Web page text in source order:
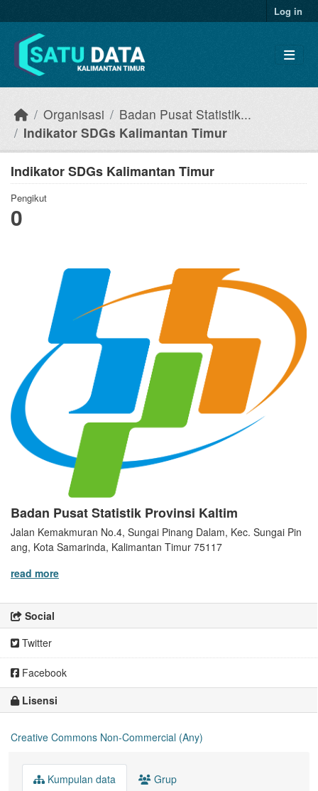
Log in
Organisasi
Badan Pusat Statistik...
Indikator SDGs Kalimantan Timur
Indikator SDGs Kalimantan Timur
Pengikut
0
Badan Pusat Statistik Provinsi Kaltim
Jalan Kemakmuran No.4, Sungai Pinang Dalam, Kec. Sungai Pin
ang, Kota Samarinda, Kalimantan Timur 75117
read more
Social
Twitter
Facebook
Lisensi
Creative Commons Non-Commercial (Any)
Kumpulan data Grup